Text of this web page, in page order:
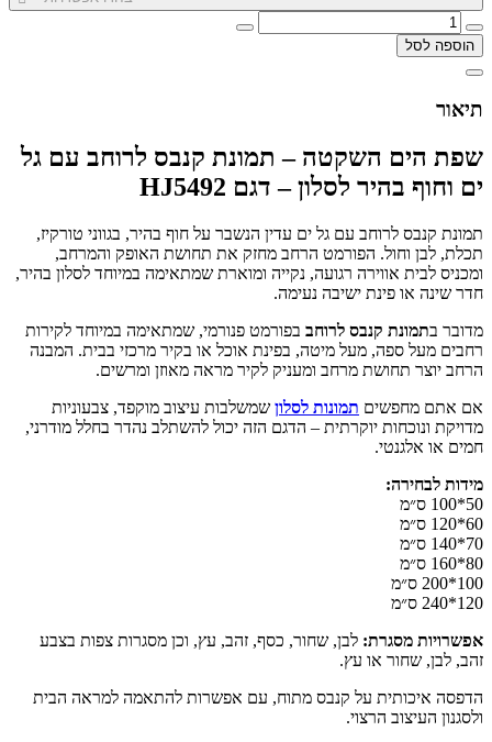
הוספה לסל
תיאור
שפת הים השקטה – תמונת קנבס לרוחב עם גל
ים וחוף בהיר לסלון – דגם HJ5492
תמונת קנבס לרוחב עם גל ים עדין הנשבר על חוף בהיר, בגווני טורקיז,
תכלת, לבן וחול. הפורמט הרחב מחזק את תחושת האופק והמרחב,
ומכניס לבית אווירה רגועה, נקייה ומוארת שמתאימה במיוחד לסלון בהיר,
חדר שינה או פינת ישיבה נעימה.
מדובר בתמונת קנבס לרוחב בפורמט פנורמי, שמתאימה במיוחד לקירות
רחבים מעל ספה, מעל מיטה, בפינת אוכל או בקיר מרכזי בבית. המבנה
הרחב יוצר תחושת מרחב ומעניק לקיר מראה מאוזן ומרשים.
אם אתם מחפשים תמונות לסלון שמשלבות עיצוב מוקפד, צבעוניות
מדויקת ונוכחות יוקרתית – הדגם הזה יכול להשתלב נהדר בחלל מודרני,
חמים או אלגנטי.
מידות לבחירה:
50*100 ס״מ
60*120 ס״מ
70*140 ס״מ
80*160 ס״מ
100*200 ס״מ
120*240 ס״מ
אפשרויות מסגרת: לבן, שחור, כסף, זהב, עץ, וכן מסגרות צפות בצבע
זהב, לבן, שחור או עץ.
הדפסה איכותית על קנבס מתוח, עם אפשרות להתאמה למראה הבית
ולסגנון העיצוב הרצוי.